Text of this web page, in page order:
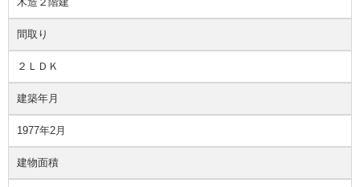
間取り
２ＬＤＫ
建築年月
1977年2月
建物面積